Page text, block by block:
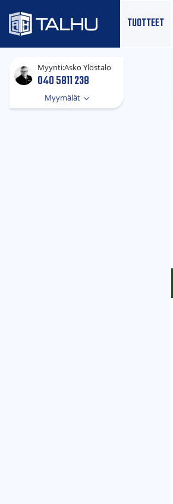
TUOTTEET
Myynti:Asko Ylöstalo
040 5811 238
Myymälät